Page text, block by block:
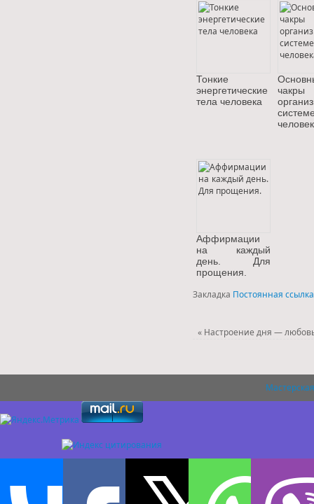
Тонкие
энергетические
тела человека
Аффирмации
на каждый
день. Для
прощения.
Закладка Постоянная ссылка
«Настроение дня —